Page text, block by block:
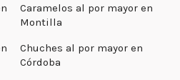
Caramelos al por mayor en
Montilla
Chuches al por mayor en
Córdoba